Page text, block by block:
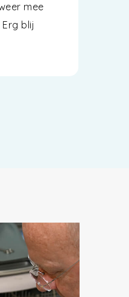
mee
blij